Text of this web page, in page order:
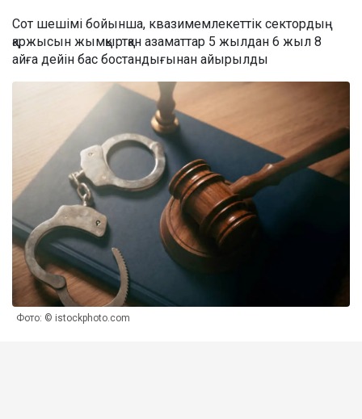
Сот шешімі бойынша, квазимемлекеттік сектордың
қаржысын жымқыртқан азаматтар 5 жылдан 6 жыл 8
айға дейін бас бостандығынан айырылды
Фото: © istockphoto.com